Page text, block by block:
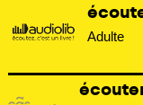
Adulte